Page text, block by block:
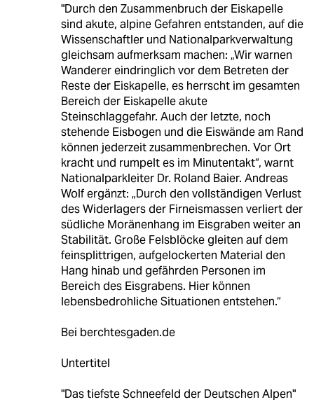
"Durch den Zusammenbruch der Eiskapelle
sind akute, alpine Gefahren entstanden, auf die
Wissenschaftler und Nationalparkverwaltung
gleichsam aufmerksam machen: „Wir warnen
Wanderer eindringlich vor dem Betreten der
Reste der Eiskapelle, es herrscht im gesamten
Bereich der Eiskapelle akute
Steinschlaggefahr. Auch der letzte, noch
stehende Eisbogen und die Eiswände am Rand
können jederzeit zusammenbrechen. Vor Ort
kracht und rumpelt es im Minutentakt“, warnt
Nationalparkleiter Dr. Roland Baier. Andreas
Wolf ergänzt: „Durch den vollständigen Verlust
des Widerlagers der Firneismassen verliert der
südliche Moränenhang im Eisgraben weiter an
Stabilität. Große Felsblöcke gleiten auf dem
feinsplittrigen, aufgelockerten Material den
Hang hinab und gefährden Personen im
Bereich des Eisgrabens. Hier können
lebensbedrohliche Situationen entstehen.“
Bei berchtesgaden.de
Untertitel
"Das tiefste Schneefeld der Deutschen Alpen"